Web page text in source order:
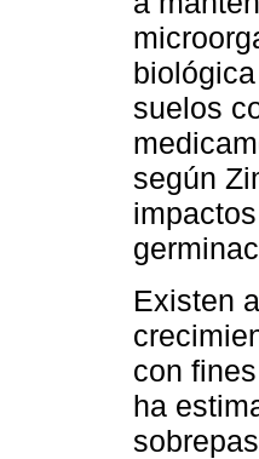
suelos
según
Existen
con
ha